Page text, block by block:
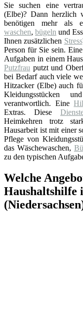
Sie suchen eine
(Elbe)? Dann herzlich
benötigen mehr als
waschen, bügeln und
Ihnen zusätzlichen Stress
Person für Sie sein.
Aufgaben in einem
Putzfrau putzt und
bei Bedarf auch viele
Hitzacker (Elbe) auch
Kleidungsstücken
verantwortlich. Eine
Extras. Diese
Heimkehren trotz
Hausarbeit ist mit einer
Pflege von
das Wäschewaschen,
zu den typischen
Welche
Haushaltshilfe